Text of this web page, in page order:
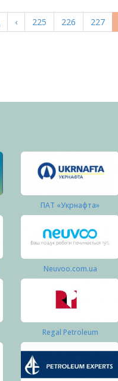
Попередня
сторінка
‹ Page
225 Page
226 Page
227
ПАТ «Укрнафта»
Neuvoo.com.ua
Regal Petroleum